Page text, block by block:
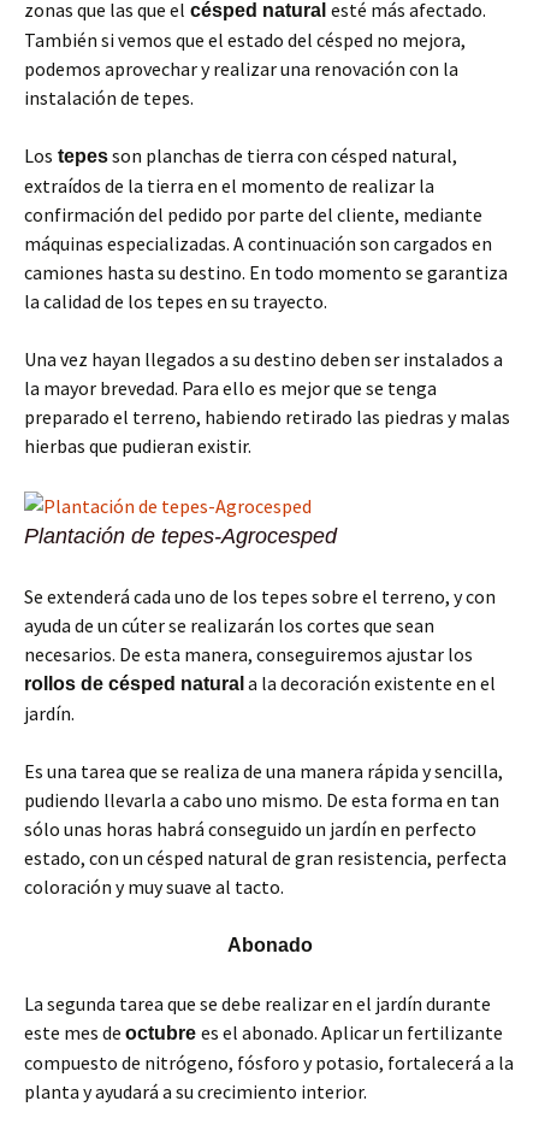
zonas que las que el césped natural esté más afectado.
También si vemos que el estado del césped no mejora,
podemos aprovechar y realizar una renovación con la
instalación de tepes.
Los tepesson planchas de tierra con césped natural,
extraídos de la tierra en el momento de realizar la
confirmación del pedido por parte del cliente, mediante
máquinas especializadas. A continuación son cargados en
camiones hasta su destino. En todo momento se garantiza
la calidad de los tepes en su trayecto.
Una vez hayan llegados a su destino deben ser instalados a
la mayor brevedad. Para ello es mejor que se tenga
preparado el terreno, habiendo retirado las piedras y malas
hierbas que pudieran existir.
Plantación de tepes-Agrocesped
Se extenderá cada uno de los tepes sobre el terreno, y con
ayuda de un cúter se realizarán los cortes que sean
necesarios. De esta manera, conseguiremos ajustar los
rollos de césped natural a la decoración existente en el
jardín.
Es una tarea que se realiza de una manera rápida y sencilla,
pudiendo llevarla a cabo uno mismo. De esta forma en tan
sólo unas horas habrá conseguido un jardín en perfecto
estado, con un césped natural de gran resistencia, perfecta
coloración y muy suave al tacto.
Abonado
La segunda tarea que se debe realizar en el jardín durante
este mes de octubre es el abonado. Aplicar un fertilizante
compuesto de nitrógeno, fósforo y potasio, fortalecerá a la
planta y ayudará a su crecimiento interior.